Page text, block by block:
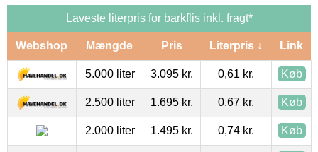
Laveste literpris for barkflis inkl. fragt*
Webshop Mængde Pris Literpris ↓ Link
5.000 liter 3.095 kr. 0,61 kr. Køb
2.500 liter 1.695 kr. 0,67 kr. Køb
2.000 liter 1.495 kr. 0,74 kr. Køb